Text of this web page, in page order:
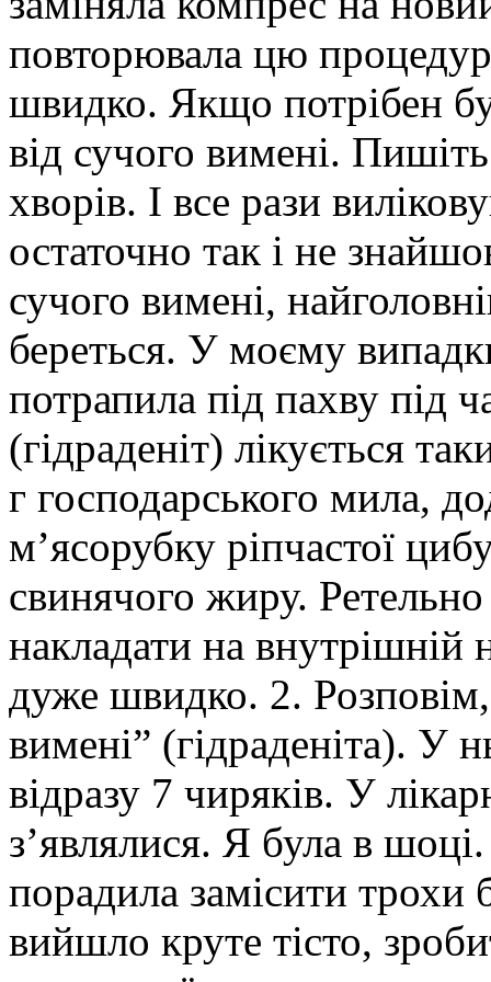
повторювала цю
швидко. Якщо потрібен
від сучого вимені.
хворів. І все рази
остаточно так і не
сучого вимені,
береться. У моєму
потрапила під пахву під
(гідраденіт) лікується
г господарського мила,
м’ясорубку ріпчастої
свинячого жиру.
накладати на внутрішній
дуже швидко. 2. Розповім,
вимені” (гідраденіта). У
відразу 7 чиряків. У
з’являлися. Я була в
порадила замісити
вийшло круте тісто,